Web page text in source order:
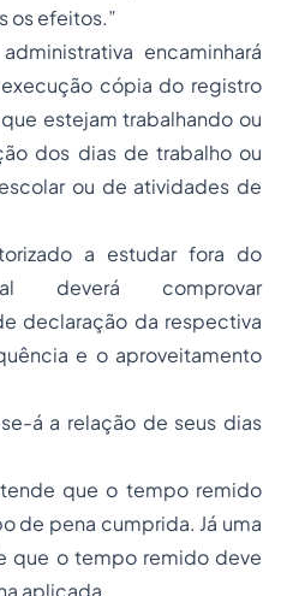
os efeitos.”
encaminhará
cópia do registro
estejam trabalhando ou
dos dias de trabalho ou
ou de atividades de
a estudar fora do
deverá comprovar
declaração da respectiva
e o aproveitamento
á a relação de seus dias
que o tempo remido
de pena cumprida. Já uma
que o tempo remido deve
aplicada.